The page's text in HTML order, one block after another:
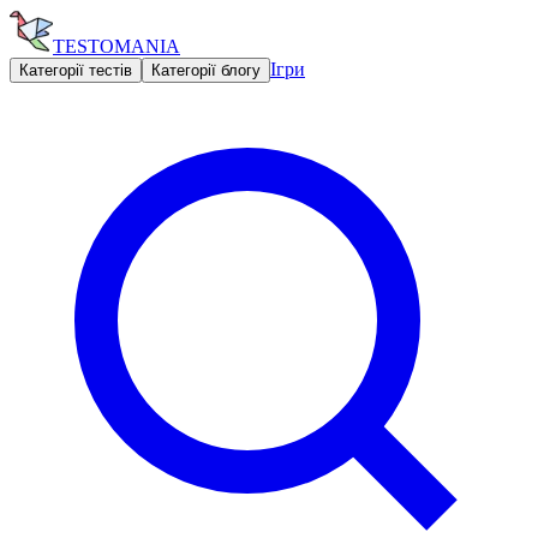
TESTOMANIA
Категорії тестів Категорії блогу Ігри